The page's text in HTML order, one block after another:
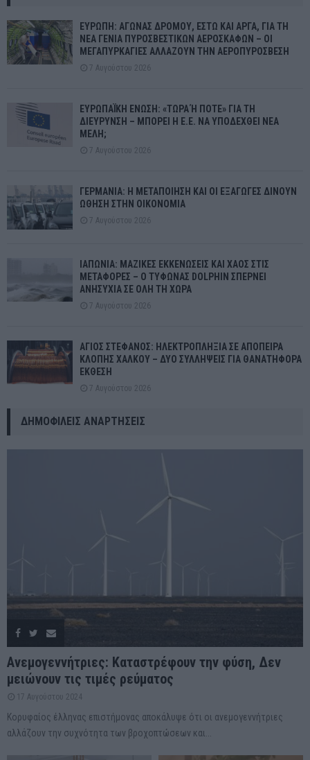
ΕΥΡΩΠΗ: ΑΓΩΝΑΣ ΔΡΟΜΟΥ, ΕΣΤΩ ΚΑΙ ΑΡΓΑ, ΓΙΑ ΤΗ
ΝΕΑ ΓΕΝΙΑ ΠΥΡΟΣΒΕΣΤΙΚΩΝ ΑΕΡΟΣΚΑΦΩΝ – ΟΙ
ΜΕΓΑΠΥΡΚΑΓΙΕΣ ΑΛΛΑΖΟΥΝ ΤΗΝ ΑΕΡΟΠΥΡΟΣΒΕΣΗ
7 Αυγούστου 2026
ΕΥΡΩΠΑΪΚΗ ΕΝΩΣΗ: «ΤΩΡΑ Ή ΠΟΤΕ» ΓΙΑ ΤΗ
ΔΙΕΥΡΥΝΣΗ – ΜΠΟΡΕΙ Η Ε.Ε. ΝΑ ΥΠΟΔΕΧΘΕΙ ΝΕΑ
ΜΕΛΗ;
7 Αυγούστου 2026
ΓΕΡΜΑΝΙΑ: Η ΜΕΤΑΠΟΙΗΣΗ ΚΑΙ ΟΙ ΕΞΑΓΩΓΕΣ ΔΙΝΟΥΝ
ΩΘΗΣΗ ΣΤΗΝ ΟΙΚΟΝΟΜΙΑ
7 Αυγούστου 2026
ΙΑΠΩΝΙΑ: ΜΑΖΙΚΕΣ ΕΚΚΕΝΩΣΕΙΣ ΚΑΙ ΧΑΟΣ ΣΤΙΣ
ΜΕΤΑΦΟΡΕΣ – Ο ΤΥΦΩΝΑΣ DOLPHIN ΣΠΕΡΝΕΙ
ΑΝΗΣΥΧΙΑ ΣΕ ΟΛΗ ΤΗ ΧΩΡΑ
7 Αυγούστου 2026
ΑΓΙΟΣ ΣΤΕΦΑΝΟΣ: ΗΛΕΚΤΡΟΠΛΗΞΙΑ ΣΕ ΑΠΟΠΕΙΡΑ
ΚΛΟΠΗΣ ΧΑΛΚΟΥ – ΔΥΟ ΣΥΛΛΗΨΕΙΣ ΓΙΑ ΘΑΝΑΤΗΦΟΡΑ
ΕΚΘΕΣΗ
7 Αυγούστου 2026
ΔΗΜΟΦΙΛΕΊΣ ΑΝΑΡΤΉΣΕΙΣ
Ανεμογεννήτριες: Καταστρέφουν την φύση, Δεν
μειώνουν τις τιμές ρεύματος
17 Αυγούστου 2024
Κορυφαίος έλληνας επιστήμονας αποκάλυψε ότι οι ανεμογεννήτριες
αλλάζουν την συχνότητα των βροχοπτώσεων και...